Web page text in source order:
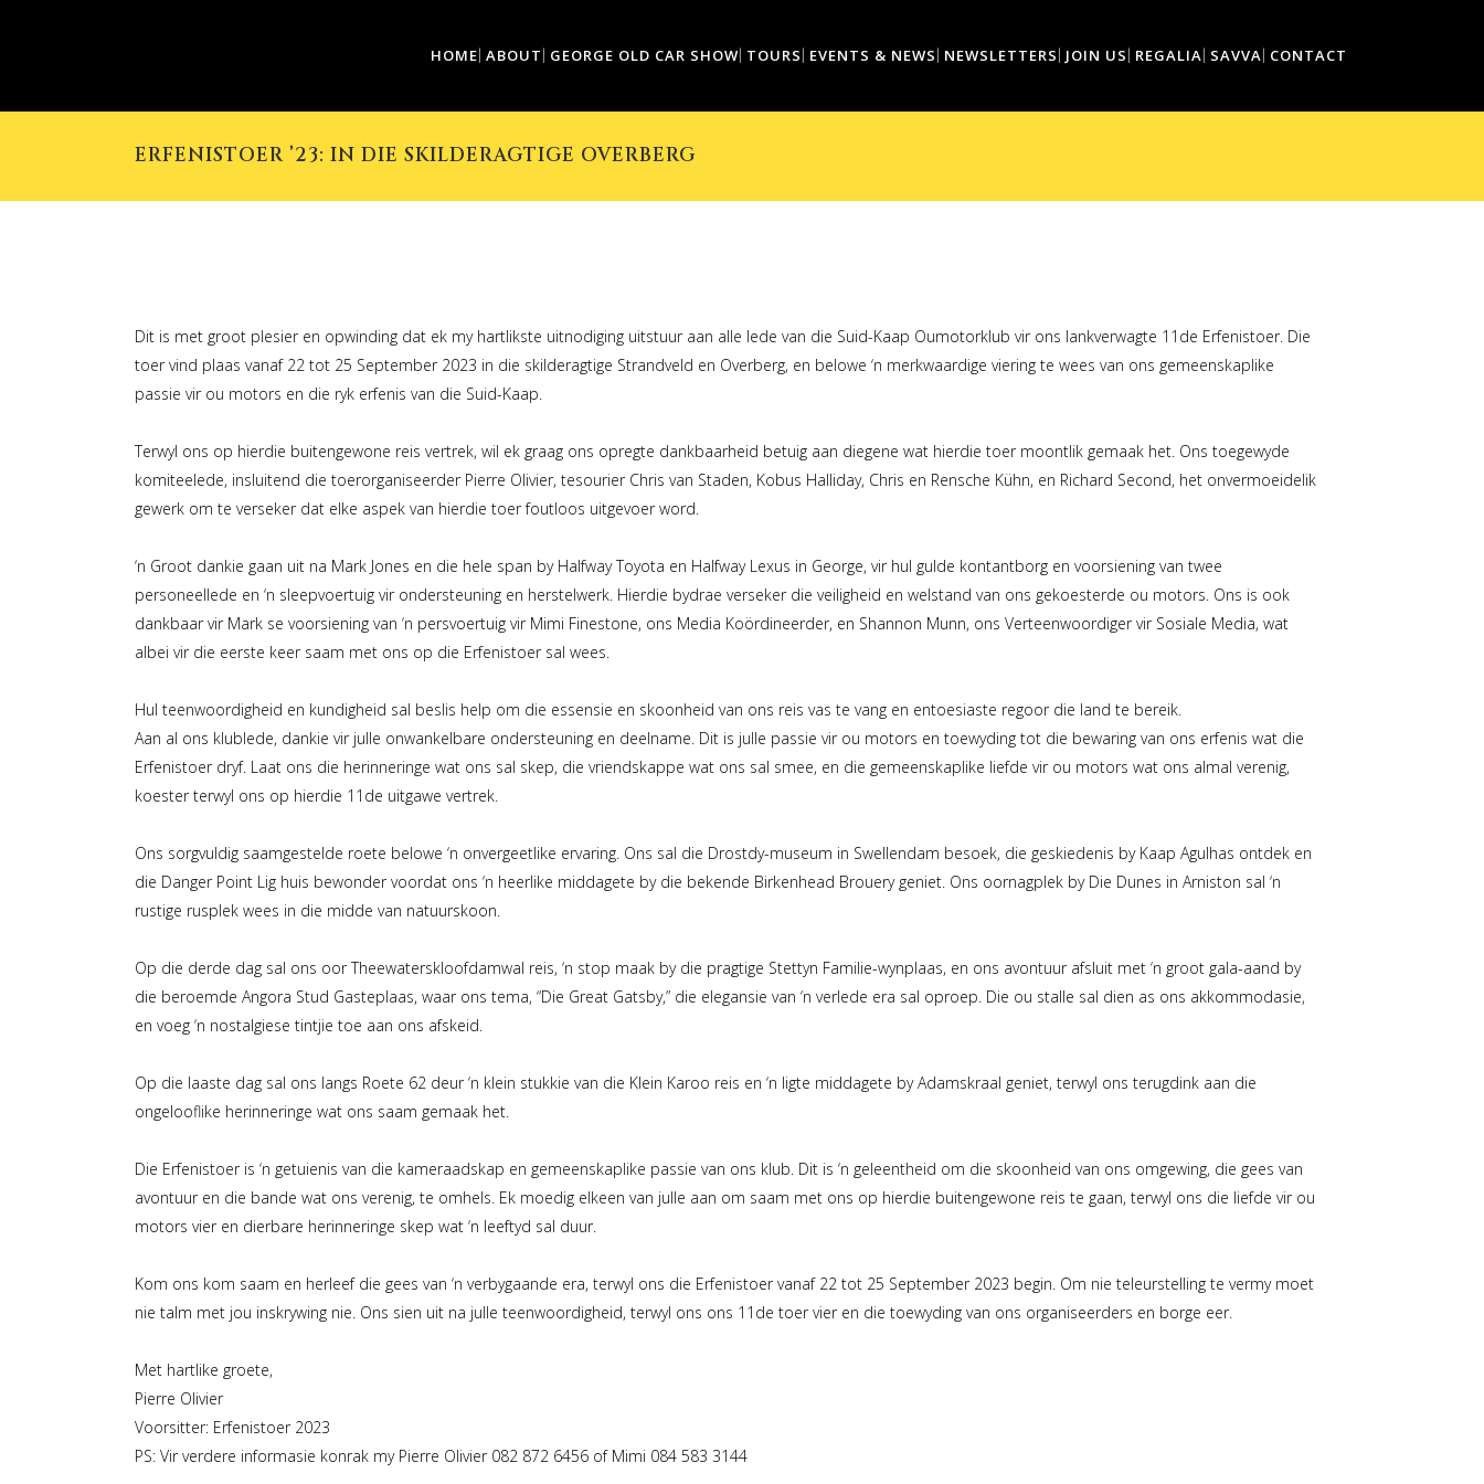
HOME ABOUT GEORGE OLD CAR SHOW TOURS EVENTS & NEWS NEWSLETTERS JOIN US REGALIA SAVVA CONTACT
ERFENISTOER ’23: IN DIE SKILDERAGTIGE OVERBERG
Dit is met groot plesier en opwinding dat ek my hartlikste uitnodiging uitstuur aan alle lede van die Suid-Kaap Oumotorklub vir ons lankverwagte 11de Erfenistoer. Die
toer vind plaas vanaf 22 tot 25 September 2023 in die skilderagtige Strandveld en Overberg, en belowe ‘n merkwaardige viering te wees van ons gemeenskaplike
passie vir ou motors en die ryk erfenis van die Suid-Kaap.
Terwyl ons op hierdie buitengewone reis vertrek, wil ek graag ons opregte dankbaarheid betuig aan diegene wat hierdie toer moontlik gemaak het. Ons toegewyde
komiteelede, insluitend die toerorganiseerder Pierre Olivier, tesourier Chris van Staden, Kobus Halliday, Chris en Rensche Kühn, en Richard Second, het onvermoeidelik
gewerk om te verseker dat elke aspek van hierdie toer foutloos uitgevoer word.
‘n Groot dankie gaan uit na Mark Jones en die hele span by Halfway Toyota en Halfway Lexus in George, vir hul gulde kontantborg en voorsiening van twee
personeellede en ‘n sleepvoertuig vir ondersteuning en herstelwerk. Hierdie bydrae verseker die veiligheid en welstand van ons gekoesterde ou motors. Ons is ook
dankbaar vir Mark se voorsiening van ‘n persvoertuig vir Mimi Finestone, ons Media Koördineerder, en Shannon Munn, ons Verteenwoordiger vir Sosiale Media, wat
albei vir die eerste keer saam met ons op die Erfenistoer sal wees.
Hul teenwoordigheid en kundigheid sal beslis help om die essensie en skoonheid van ons reis vas te vang en entoesiaste regoor die land te bereik.
Aan al ons klublede, dankie vir julle onwankelbare ondersteuning en deelname. Dit is julle passie vir ou motors en toewyding tot die bewaring van ons erfenis wat die
Erfenistoer dryf. Laat ons die herinneringe wat ons sal skep, die vriendskappe wat ons sal smee, en die gemeenskaplike liefde vir ou motors wat ons almal verenig,
koester terwyl ons op hierdie 11de uitgawe vertrek.
Ons sorgvuldig saamgestelde roete belowe ‘n onvergeetlike ervaring. Ons sal die Drostdy-museum in Swellendam besoek, die geskiedenis by Kaap Agulhas ontdek en
die Danger Point Lig huis bewonder voordat ons ‘n heerlike middagete by die bekende Birkenhead Brouery geniet. Ons oornagplek by Die Dunes in Arniston sal ‘n
rustige rusplek wees in die midde van natuurskoon.
Op die derde dag sal ons oor Theewaterskloofdamwal reis, ‘n stop maak by die pragtige Stettyn Familie-wynplaas, en ons avontuur afsluit met ‘n groot gala-aand by
die beroemde Angora Stud Gasteplaas, waar ons tema, “Die Great Gatsby,” die elegansie van ‘n verlede era sal oproep. Die ou stalle sal dien as ons akkommodasie,
en voeg ‘n nostalgiese tintjie toe aan ons afskeid.
Op die laaste dag sal ons langs Roete 62 deur ‘n klein stukkie van die Klein Karoo reis en ‘n ligte middagete by Adamskraal geniet, terwyl ons terugdink aan die
ongelooflike herinneringe wat ons saam gemaak het.
Die Erfenistoer is ‘n getuienis van die kameraadskap en gemeenskaplike passie van ons klub. Dit is ‘n geleentheid om die skoonheid van ons omgewing, die gees van
avontuur en die bande wat ons verenig, te omhels. Ek moedig elkeen van julle aan om saam met ons op hierdie buitengewone reis te gaan, terwyl ons die liefde vir ou
motors vier en dierbare herinneringe skep wat ‘n leeftyd sal duur.
Kom ons kom saam en herleef die gees van ‘n verbygaande era, terwyl ons die Erfenistoer vanaf 22 tot 25 September 2023 begin. Om nie teleurstelling te vermy moet
nie talm met jou inskrywing nie. Ons sien uit na julle teenwoordigheid, terwyl ons ons 11de toer vier en die toewyding van ons organiseerders en borge eer.
Met hartlike groete,
Pierre Olivier
Voorsitter: Erfenistoer 2023
PS: Vir verdere informasie konrak my Pierre Olivier 082 872 6456 of Mimi 084 583 3144